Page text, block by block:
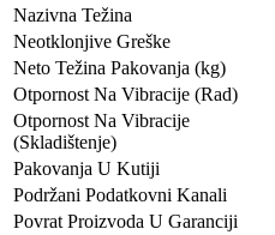
Nazivna Težina
Neotklonjive Greške
Neto Težina Pakovanja (kg)
Otpornost Na Vibracije (Rad)
Otpornost Na Vibracije
(Skladištenje)
Pakovanja U Kutiji
Podržani Podatkovni Kanali
Povrat Proizvoda U Garanciji